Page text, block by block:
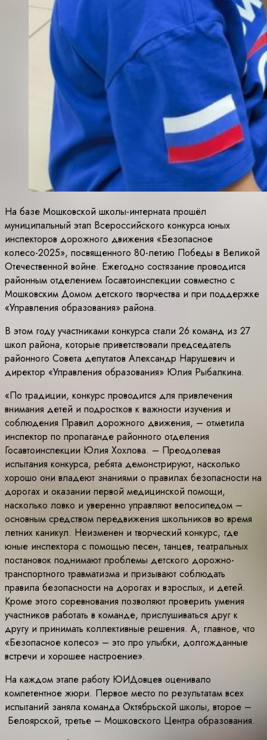
На базе Мошковской школы-интерната прошёл
муниципальный этап Всероссийского конкурса юных
инспекторов дорожного движения «Безопасное
колесо-2025», посвященного 80-летию Победы в Великой
Отечественной войне. Ежегодно состязание проводится
районным отделением Госавтоинспекции совместно с
Мошковским Домом детского творчества и при поддержке
«Управления образования» района.
В этом году участниками конкурса стали 26 команд из 27
школ района, которые приветствовали председатель
районного Совета депутатов Александр Нарушевич и
директор «Управления образования» Юлия Рыбалкина.
«По традиции, конкурс проводится для привлечения
внимания детей и подростков к важности изучения и
соблюдения Правил дорожного движения, – отметила
инспектор по пропаганде районного отделения
Госавтоинспекции Юлия Хохлова. – Преодолевая
испытания конкурса, ребята демонстрируют, насколько
хорошо они владеют знаниями о правилах безопасности на
дорогах и оказании первой медицинской помощи,
насколько ловко и уверенно управляют велосипедом –
основным средством передвижения школьников во время
летних каникул. Неизменен и творческий конкурс, где
юные инспектора с помощью песен, танцев, театральных
постановок поднимают проблемы детского дорожно-
транспортного травматизма и призывают соблюдать
правила безопасности на дорогах и взрослых, и детей.
Кроме этого соревнования позволяют проверить умения
участников работать в команде, прислушиваться друг к
другу и принимать коллективные решения. А, главное, что
«Безопасное колесо» – это про улыбки, долгожданные
встречи и хорошее настроение».
На каждом этапе работу ЮИДовцев оценивало
компетентное жюри. Первое место по результатам всех
испытаний заняла команда Октябрьской школы, второе –
Белоярской, третье – Мошковского Центра образования.